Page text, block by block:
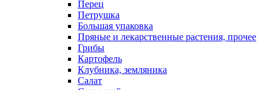
Перец
Петрушка
Большая упаковка
Пряные и лекарственные растения, прочее
Грибы
Картофель
Клубника, земляника
Салат